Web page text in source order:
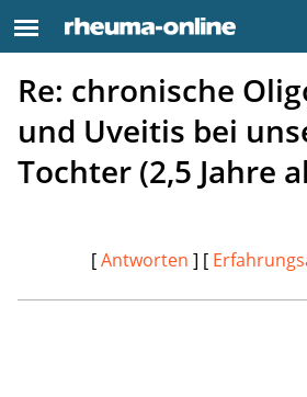
Re: chronische
und Uveitis bei
Tochter (2,5 Jahre
[Antworten ] [